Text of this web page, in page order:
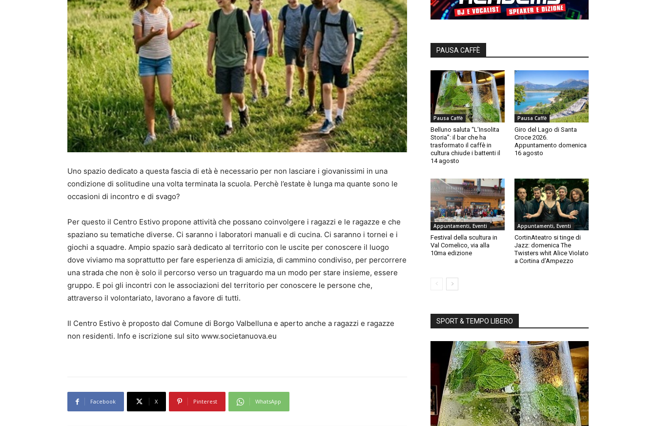
Uno spazio dedicato a questa fascia di età è necessario per non lasciare i giovanissimi in una
condizione di solitudine una volta terminata la scuola. Perchè l’estate è lunga ma quante sono le
occasioni di incontro e di svago?
Per questo il Centro Estivo propone attività che possano coinvolgere i ragazzi e le ragazze e che
spaziano su tematiche diverse. Ci saranno i laboratori manuali e di cucina. Ci saranno i tornei e i
giochi a squadre. Ampio spazio sarà dedicato al territorio con le uscite per conoscere il luogo
dove viviamo ma soprattutto per fare esperienza di amicizia, di cammino condiviso, per percorrere
una strada che non è solo il percorso verso un traguardo ma un modo per stare insieme, essere
gruppo. E poi gli incontri con le associazioni del territorio per conoscere le persone che,
attraverso il volontariato, lavorano a favore di tutti.
Il Centro Estivo è proposto dal Comune di Borgo Valbelluna e aperto anche a ragazzi e ragazze
non residenti. Info e iscrizione sul sito www.societanuova.eu
Facebook X Pinterest WhatsApp
PAUSA CAFFÈ
Pausa Caffè
Belluno saluta “L’Insolita
Storia”: il bar che ha
trasformato il caffè in
cultura chiude i battenti il
14 agosto
Pausa Caffè
Giro del Lago di Santa
Croce 2026.
Appuntamento domenica
16 agosto
Appuntamenti, Eventi
Festival della scultura in
Val Comelico, via alla
10ma edizione
Appuntamenti, Eventi
CortinAteatro si tinge di
Jazz: domenica The
Twisters whit Alice Violato
a Cortina d’Ampezzo
SPORT & TEMPO LIBERO